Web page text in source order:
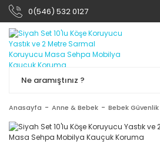
0(546) 532 0127
Anasayfa Anne & Bebek Bebek Güvenlik